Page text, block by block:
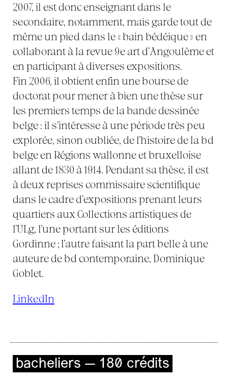
2007, il est donc enseignant dans le
secondaire, notamment, mais garde tout de
même un pied dans le « bain bédéique » en
collaborant à la revue 9e art d’Angoulême et
en participant à diverses expositions.
Fin 2006, il obtient enfin une bourse de
doctorat pour mener à bien une thèse sur
les premiers temps de la bande dessinée
belge : il s’intéresse à une période très peu
explorée, sinon oubliée, de l’histoire de la bd
belge en Régions wallonne et bruxelloise
allant de 1830 à 1914. Pendant sa thèse, il est
à deux reprises commissaire scientifique
dans le cadre d’expositions prenant leurs
quartiers aux Collections artistiques de
l’ULg, l’une portant sur les éditions
Gordinne ; l’autre faisant la part belle à une
auteure de bd contemporaine, Dominique
Goblet.
LinkedIn
bacheliers — 180 crédits